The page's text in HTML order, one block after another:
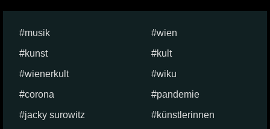
musik
wien
kunst
kult
wienerkult
wiku
corona
pandemie
jacky surowitz
künstlerinnen